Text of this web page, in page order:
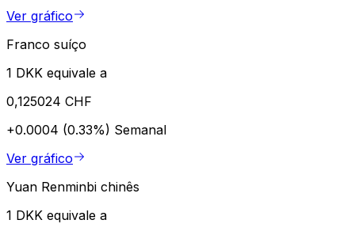
Ver gráfico
Franco suíço
1 DKK equivale a
0,125024 CHF
+0.0004 (0.33%) Semanal
Ver gráfico
Yuan Renminbi chinês
1 DKK equivale a